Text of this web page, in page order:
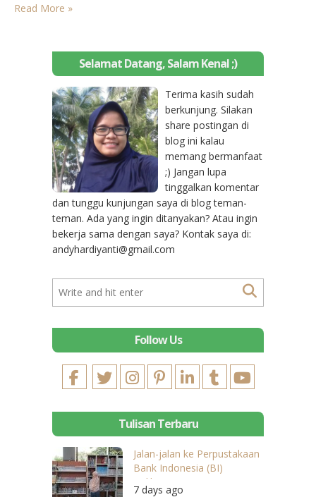
adalah karena hasil pengamatan PlazaBola ini baru dicoba di…
Read More »
Selamat Datang, Salam Kenal ;)
Terima kasih sudah
berkunjung. Silakan
share postingan di
blog ini kalau
memang bermanfaat
;) Jangan lupa
tinggalkan komentar
dan tunggu kunjungan saya di blog teman-
teman. Ada yang ingin ditanyakan? Atau ingin
bekerja sama dengan saya? Kontak saya di:
andyhardiyanti@gmail.com
Follow Us
Tulisan Terbaru
Jalan-jalan ke Perpustakaan
Bank Indonesia (BI)
Balikpapan
7 days ago